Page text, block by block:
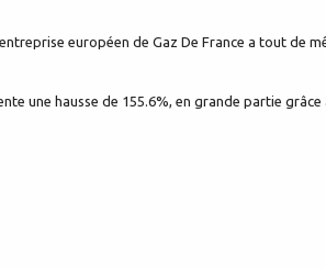
européen de Gaz De France a tout de
une hausse de 155.6%, en grande partie